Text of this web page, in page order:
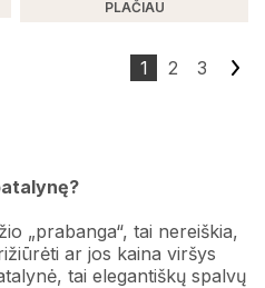
PLAČIAU
1 2 3
„prabanga“, tai nereiškia,
ar jos kaina viršys
tai elegantiškų spalvų